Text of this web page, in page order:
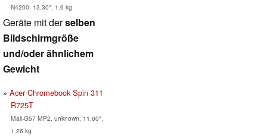
N4200, 13.30", 1.6 kg
Geräte mit derselben
Bildschirmgröße
und/oder ähnlichem
Gewicht
Acer Chromebook Spin 311
R725T
Mali-G57 MP2, unknown, 11.60",
1.26 kg